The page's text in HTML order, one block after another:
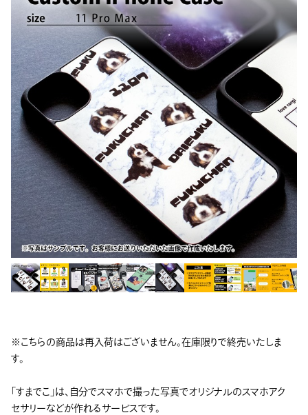
※こちらの商品は再入荷はございません。在庫限りで終売いたしま
す。
「すまでこ」は、自分でスマホで撮った写真でオリジナルのスマホアク
セサリーなどが作れるサービスです。